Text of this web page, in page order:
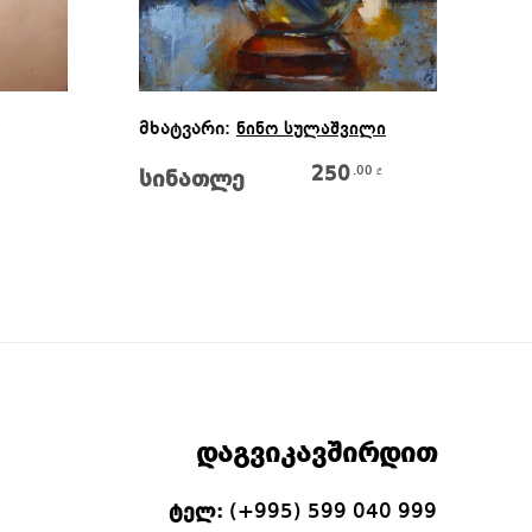
მხატვარი: ნინო სულაშვილი
სინათლე 250 .00 ₾
დაგვიკავშირდით
ტელ: (+995) 599 040 999